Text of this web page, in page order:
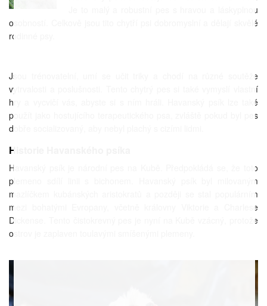
Je to malý a robustní pes s hravou a láskyplnou
osobností. Celkově jsou tito chytří psi dobromyslní a dělají skvělé
rodinné psy.
Jsou trénovatelní, umí se učit triky a chodí na různé soutěže
vytrvalosti a poslušnosti. Tento chytrý pes si také vymyslí vlastní
hry a vycvičí vás, abyste si s ním hráli. Havanský psík lze také
použít jako hostujícího terapeutického psa, zvláště pokud byl pes
dobře socializovaný, aby nebyl plachý s cizími lidmi.
Historie Havanského psíka
Havanský psík je národní pes na Kubě. Předpokládá se, že toto
plemeno sdílí linii s bichonem. Havanský psík byl milovaným
mazlíčkem kubánských aristokratů a později se stal populárním
mezi bohatými Evropany, včetně královny Viktorie a Charlese
Dickense. Tento čistokrevný pes je nyní na Kubě vzácný, protože
ostrov je zaplaven toulavými smíšenými plemeny.